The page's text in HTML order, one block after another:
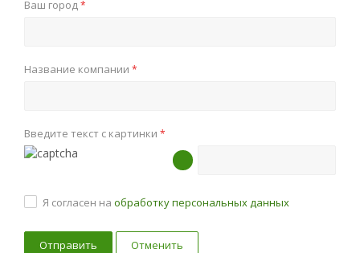
Ваш город*
Название компании *
Введите текст с картинки *
Я согласен на обработку персональных данных
Отменить